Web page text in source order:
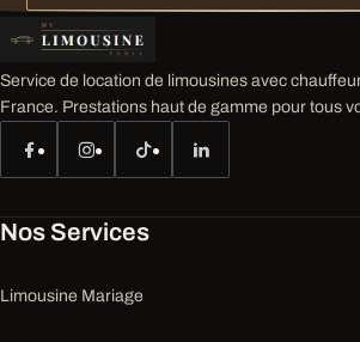
Service de location de limousines avec
France. Prestations haut de gamme pour tous
Nos Services
Limousine Mariage